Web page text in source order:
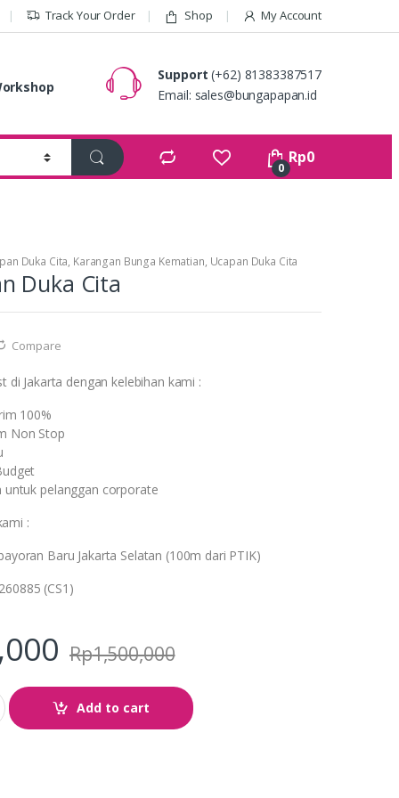
Track Your Order Shop My Account
Support (+62) 81383387517
Email: sales@bungapapan.id
0
Rp0
Duka Cita, Karangan Bunga Kematian, Ucapan Duka Cita
Duka Cita
Compare
di Jakarta dengan kelebihan kami :
100%
Non Stop
untuk pelanggan corporate
:
Baru Jakarta Selatan (100m dari PTIK)
(CS1)
Rp1,500,000
Add to cart